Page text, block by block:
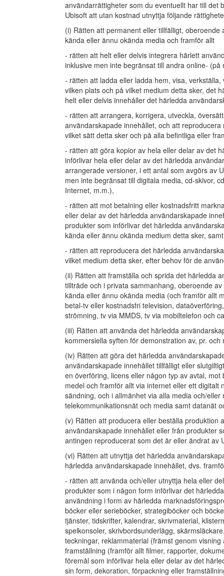
användarrättigheter som du eventuellt har till det
Ubisoft att utan kostnad utnyttja följande
(i) Rätten att permanent eller tillfälligt,
kända eller ännu okända media och framför allt
- rätten att helt eller delvis integrera härlett
inklusive men inte begränsat till andra online-
- rätten att ladda eller ladda hem, visa,
vilken plats och på vilket medium detta sker, det
helt eller delvis innehåller det härledda
- rätten att arrangera, korrigera, utveckla,
användarskapade innehållet, och att
vilket sätt detta sker och på alla befintliga eller
- rätten att göra kopior av hela eller delar av det
införlivar hela eller delar av det härledda
arrangerade versioner, i ett antal som avgörs av
men inte begränsat till digitala media, cd-skivor,
Internet, m.m.),
- rätten att mot betalning eller kostnadsfritt
eller delar av det härledda användarskapade
produkter som införlivar det härledda
kända eller ännu okända medium detta sker, samt
- rätten att reproducera det härledda
vilket medium detta sker, efter behov för de
(ii) Rätten att framställa och sprida det härledda
tillträde och i privata sammanhang, oberoende
kända eller ännu okända media (och framför allt
betal-tv eller kostnadsfri television,
strömning, tv via MMDS, tv via mobiltelefon och
(iii) Rätten att använda det härledda
kommersiella syften för demonstration av, pr.
(iv) Rätten att göra det härledda
användarskapade innehållet tillfälligt eller
en överföring, licens eller någon typ av avtal,
medel och framför allt via internet eller ett
sändning, och i allmänhet via alla media och/
telekommunikationsnät och media samt datanät
(v) Rätten att producera eller beställa
användarskapade innehållet eller från produkter
antingen reproducerat som det är eller ändrat av
(vi) Rätten att utnyttja det härledda
härledda användarskapade innehållet, dvs.
- rätten att använda och/eller utnyttja hela eller
produkter som i någon form införlivar det
användning i form av härledda
böcker eller serieböcker, strategiböcker och
tjänster, tidskrifter, kalendrar, skrivmaterial,
spelkonsoler, skrivbordsunderlägg,
teckningar, reklammaterial (främst genom
framställning (framför allt filmer, rapporter,
föremål som införlivar hela eller delar av det
sin form, dekoration, förpackning eller